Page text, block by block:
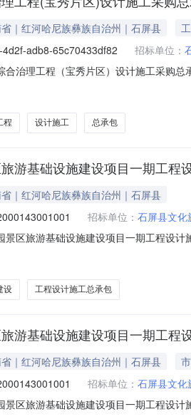
｜红河哈尼族彝族自治州｜石屏县
adb8-65c70433df82 招标单位：
合治理工程（宝秀片区）设计施工采购
河河道治理工程、赤瑞湖湖底清淤工程
程 设计施工 总承包
游基础设施建设项目一期工程
｜红河哈尼族彝族自治州｜石屏县
招标单位： 石屏县文化
景区旅游基础设施建设项目一期工程设
系电话：18988256969招标代理：红河
共资源交易
设 工程设计施工总承包
游基础设施建设项目一期工程
｜红河哈尼族彝族自治州｜石屏县
招标单位： 石屏县文化
景区旅游基础设施建设项目一期工程设